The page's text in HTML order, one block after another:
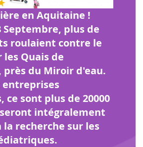
en Aquitaine !
Septembre, plus de
roulaient contre le
les Quais de
près du Miroir d'eau.
entreprises
ce sont plus de 20000
intégralement
la recherche sur les